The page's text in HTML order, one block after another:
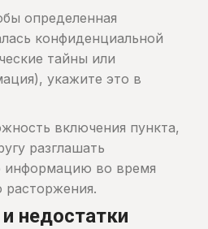
определенная
конфиденциальной
тайны или
укажите это в
включения пункта,
разглашать
информацию во время
расторжения.
недостатки